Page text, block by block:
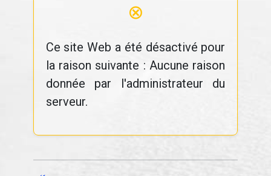
⊗
Ce site Web a été désactivé pour
la raison suivante : Aucune raison
donnée par l'administrateur du
serveur.